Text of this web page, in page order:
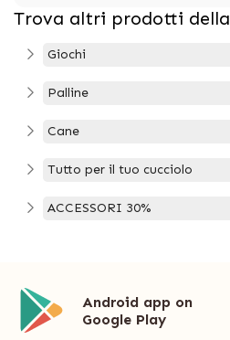
Trova altri prodotti della
Giochi
Palline
Cane
Tutto per il tuo cucciolo
ACCESSORI 30%
Android app on
Google Play